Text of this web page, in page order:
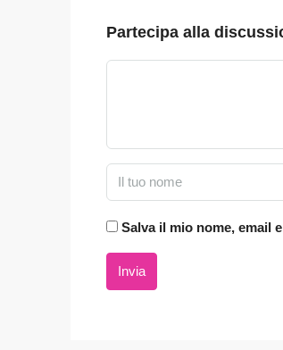
Partecipa alla
Salva il mio nome, email
Invia